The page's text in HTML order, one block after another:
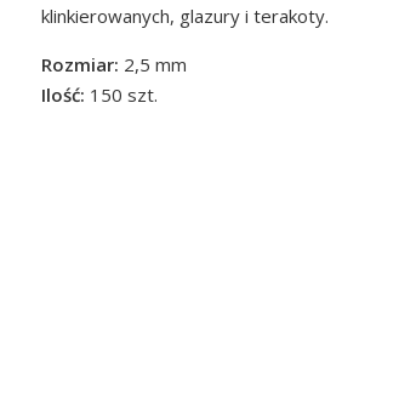
klinkierowanych, glazury i terakoty.
Rozmiar: 2,5 mm
Ilość: 150 szt.